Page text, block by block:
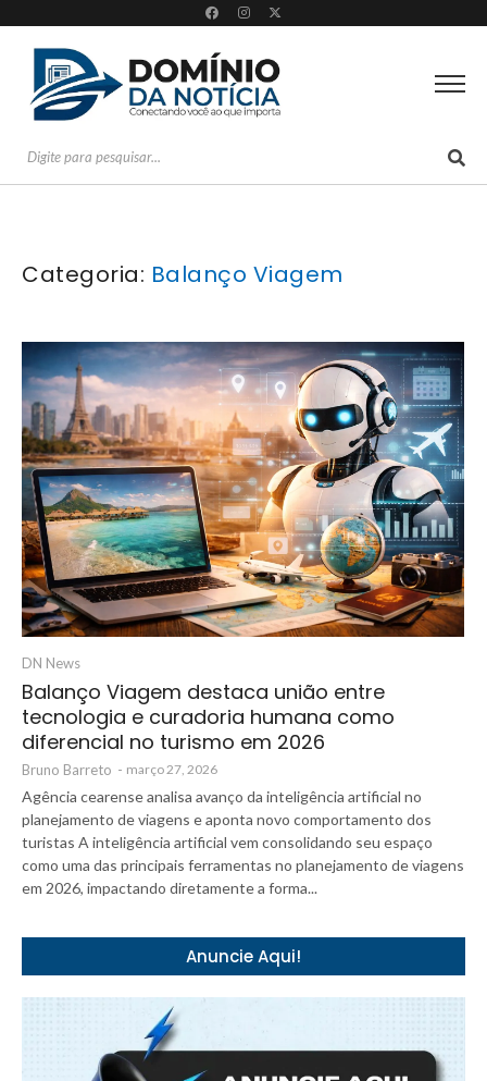
Categoria: Balanço Viagem
DN News
Balanço Viagem destaca união entre
tecnologia e curadoria humana como
diferencial no turismo em 2026
Bruno Barreto - março 27, 2026
Agência cearense analisa avanço da inteligência artificial no
planejamento de viagens e aponta novo comportamento dos
turistas A inteligência artificial vem consolidando seu espaço
como uma das principais ferramentas no planejamento de viagens
em 2026, impactando diretamente a forma...
Anuncie Aqui!